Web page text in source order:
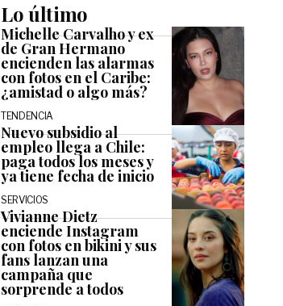
Lo último
Michelle Carvalho y ex
de Gran Hermano
encienden las alarmas
con fotos en el Caribe:
¿amistad o algo más?
TENDENCIA
Nuevo subsidio al
empleo llega a Chile:
paga todos los meses y
ya tiene fecha de inicio
SERVICIOS
Vivianne Dietz
enciende Instagram
con fotos en bikini y sus
fans lanzan una
campaña que
sorprende a todos